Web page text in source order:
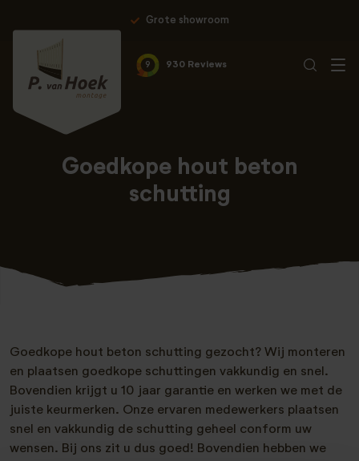
Grote showroom
9 930 Reviews
Goedkope hout beton
schutting
Goedkope hout beton schutting gezocht? Wij monteren
en plaatsen goedkope schuttingen vakkundig en snel.
Bovendien krijgt u 10 jaar garantie en werken we met de
juiste keurmerken. Onze ervaren medewerkers plaatsen
snel en vakkundig de schutting geheel conform uw
wensen. Bij ons zit u dus goed! Bovendien hebben we